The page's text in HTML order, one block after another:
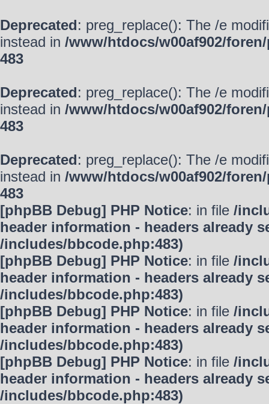
Deprecated: preg_replace(): The /e
instead in /www/htdocs/w00af902/
483
Deprecated: preg_replace(): The /e
instead in /www/htdocs/w00af902/
483
Deprecated: preg_replace(): The /e
instead in /www/htdocs/w00af902/
483
[phpBB Debug] PHP Notice: in file /
header information - headers already
/includes/bbcode.php:483)
[phpBB Debug] PHP Notice: in file /
header information - headers already
/includes/bbcode.php:483)
[phpBB Debug] PHP Notice: in file /
header information - headers already
/includes/bbcode.php:483)
[phpBB Debug] PHP Notice: in file /
header information - headers already
/includes/bbcode.php:483)